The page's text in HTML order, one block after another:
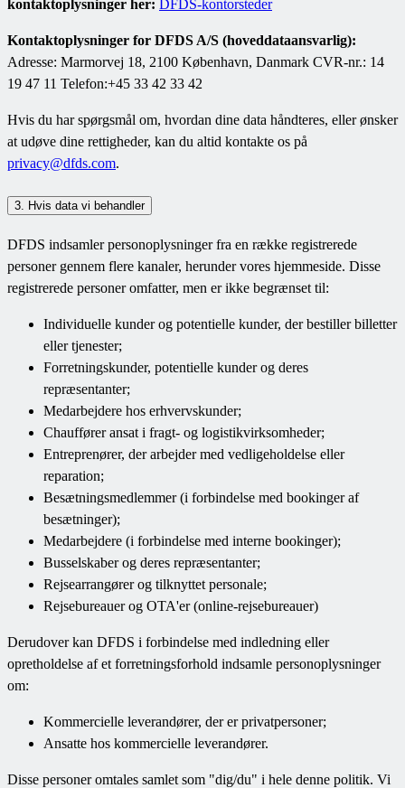
kontaktoplysninger her: DFDS-kontorsteder
Kontaktoplysninger for DFDS A/S (hoveddataansvarlig):
Adresse: Marmorvej 18, 2100 København, Danmark CVR-nr.: 14
19 47 11 Telefon:+45 33 42 33 42
Hvis du har spørgsmål om, hvordan dine data håndteres, eller ønsker
at udøve dine rettigheder, kan du altid kontakte os på
privacy@dfds.com.
3. Hvis data vi behandler
DFDS indsamler personoplysninger fra en række registrerede
personer gennem flere kanaler, herunder vores hjemmeside. Disse
registrerede personer omfatter, men er ikke begrænset til:
Individuelle kunder og potentielle kunder, der bestiller billetter
eller tjenester;
Forretningskunder, potentielle kunder og deres
repræsentanter;
Medarbejdere hos erhvervskunder;
Chauffører ansat i fragt- og logistikvirksomheder;
Entreprenører, der arbejder med vedligeholdelse eller
reparation;
Besætningsmedlemmer (i forbindelse med bookinger af
besætninger);
Medarbejdere (i forbindelse med interne bookinger);
Busselskaber og deres repræsentanter;
Rejsearrangører og tilknyttet personale;
Rejsebureauer og OTA'er (online-rejsebureauer)
Derudover kan DFDS i forbindelse med indledning eller
opretholdelse af et forretningsforhold indsamle personoplysninger
om:
Kommercielle leverandører, der er privatpersoner;
Ansatte hos kommercielle leverandører.
Disse personer omtales samlet som "dig/du" i hele denne politik. Vi